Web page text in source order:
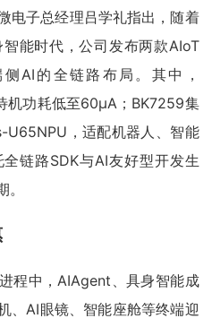
电子总经理吕学礼指出，随着
能时代，公司发布两款AIoT
AI的全链路布局。其中，
机功耗低至60µA；BK7259集
，适配机器人、智能
链路SDK与AI友好型开发生
程中，AIAgent、具身智能成
、AI眼镜、智能座舱等终端迎